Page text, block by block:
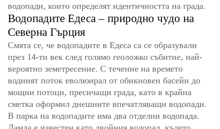
водопади, които определят идентичността на града.
Водопадите Едеса – природно чудо на
Северна Гърция
Смята се, че водопадите в Едеса са се образували
през 14-ти век след голямо геоложко събитие, най-
вероятно земетресение. С течение на времето
водният поток еволюирал от обикновен басейн до
мощни потоци, пресичащи града, като в крайна
сметка оформил днешните впечатляващи водопади.
В парка на водопадите има два отделни водопада.